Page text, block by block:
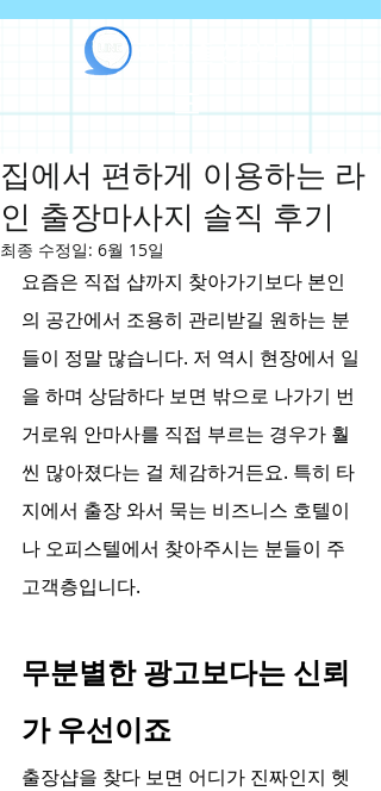
집에서 편하게 이용하는 라
인 출장마사지 솔직 후기
최종 수정일: 6월 15일
요즘은 직접 샵까지 찾아가기보다 본인
의 공간에서 조용히 관리받길 원하는 분
들이 정말 많습니다. 저 역시 현장에서 일
을 하며 상담하다 보면 밖으로 나가기 번
거로워 안마사를 직접 부르는 경우가 훨
씬 많아졌다는 걸 체감하거든요. 특히 타
지에서 출장 와서 묵는 비즈니스 호텔이
나 오피스텔에서 찾아주시는 분들이 주
고객층입니다.
무분별한 광고보다는 신뢰
가 우선이죠
출장샵을 찾다 보면 어디가 진짜인지 헷